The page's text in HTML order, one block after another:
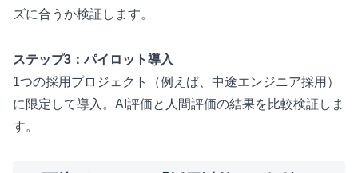
ズに合うか検証します。
ステップ3：パイロット導入
1つの採用プロジェクト（例えば、中途エンジニア採用）
に限定して導入。AI評価と人間評価の結果を比較検証しま
す。